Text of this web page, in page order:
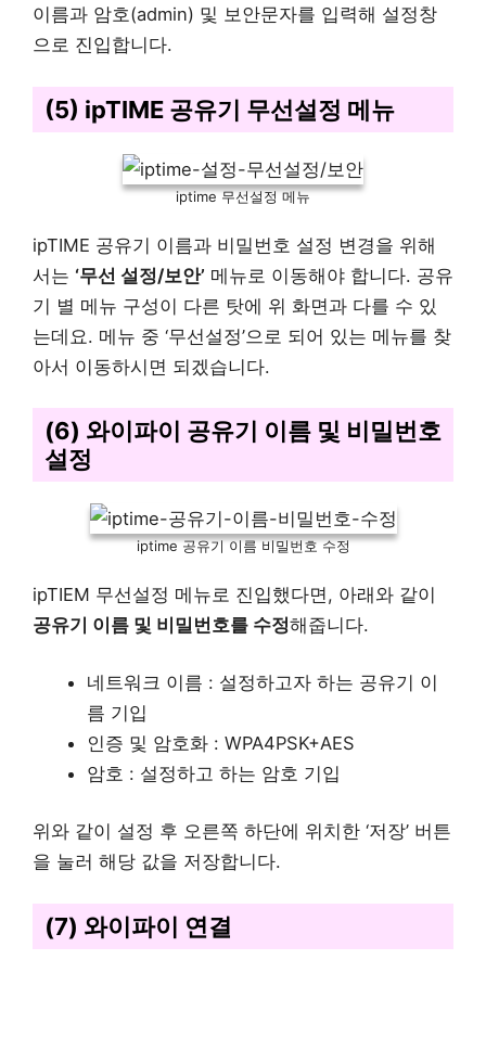
이름과 암호(admin) 및 보안문자를 입력해 설정창
으로 진입합니다.
(5) ipTIME 공유기 무선설정 메뉴
iptime 무선설정 메뉴
ipTIME 공유기 이름과 비밀번호 설정 변경을 위해
서는 ‘무선 설정/보안’ 메뉴로 이동해야 합니다. 공유
기 별 메뉴 구성이 다른 탓에 위 화면과 다를 수 있
는데요. 메뉴 중 ‘무선설정’으로 되어 있는 메뉴를 찾
아서 이동하시면 되겠습니다.
(6) 와이파이 공유기 이름 및 비밀번호
설정
iptime 공유기 이름 비밀번호 수정
ipTIEM 무선설정 메뉴로 진입했다면, 아래와 같이
공유기 이름 및 비밀번호를 수정해줍니다.
네트워크 이름 : 설정하고자 하는 공유기 이
름 기입
인증 및 암호화 : WPA4PSK+AES
암호 : 설정하고 하는 암호 기입
위와 같이 설정 후 오른쪽 하단에 위치한 ‘저장’ 버튼
을 눌러 해당 값을 저장합니다.
(7) 와이파이 연결